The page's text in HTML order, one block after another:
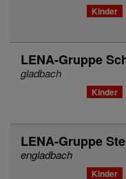
Kinder
LENA-Gruppe
gladbach
Kinder
LENA-Gruppe
engladbach
Kinder